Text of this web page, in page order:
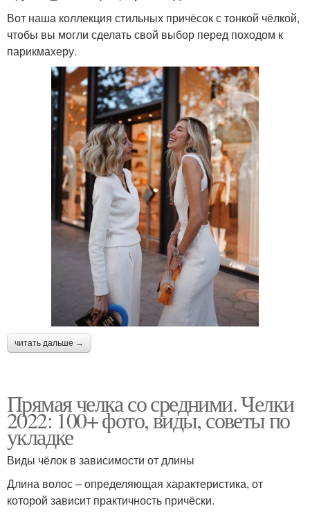
Вот наша коллекция стильных причёсок с тонкой чёлкой,
чтобы вы могли сделать свой выбор перед походом к
парикмахеру.
читать дальше →
Прямая челка со средними. Челки
2022: 100+ фото, виды, советы по
укладке
Виды чёлок в зависимости от длины
Длина волос – определяющая характеристика, от
которой зависит практичность причёски.